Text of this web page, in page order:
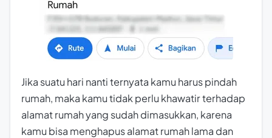
Jika suatu hari nanti ternyata kamu harus pindah
rumah, maka kamu tidak perlu khawatir terhadap
alamat rumah yang sudah dimasukkan, karena
kamu bisa menghapus alamat rumah lama dan